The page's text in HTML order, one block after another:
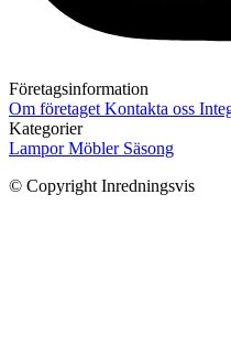
Företagsinformation
Om företaget Kontakta oss
Kategorier
LamporMöbler Säsong
© Copyright Inredningsvis